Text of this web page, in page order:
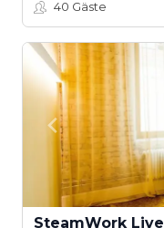
40 Gäste
SteamWork Live